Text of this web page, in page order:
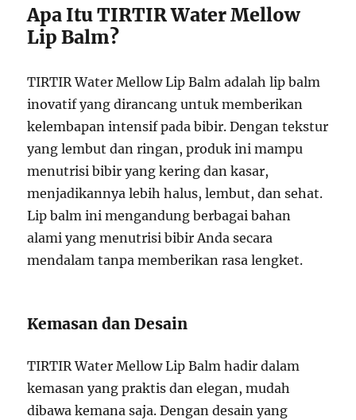
Apa Itu TIRTIR Water Mellow
Lip Balm?
TIRTIR Water Mellow Lip Balm adalah lip balm
inovatif yang dirancang untuk memberikan
kelembapan intensif pada bibir. Dengan tekstur
yang lembut dan ringan, produk ini mampu
menutrisi bibir yang kering dan kasar,
menjadikannya lebih halus, lembut, dan sehat.
Lip balm ini mengandung berbagai bahan
alami yang menutrisi bibir Anda secara
mendalam tanpa memberikan rasa lengket.
Kemasan dan Desain
TIRTIR Water Mellow Lip Balm hadir dalam
kemasan yang praktis dan elegan, mudah
dibawa kemana saja. Dengan desain yang